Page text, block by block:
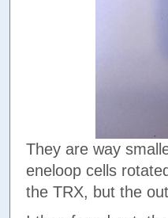
They are way
eneloop cells
the TRX, but the